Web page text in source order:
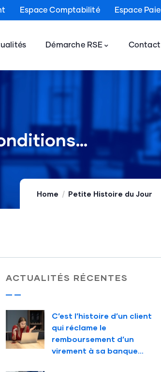
Espace Comptabilité Espace Paie
Démarche RSE Contact
Home Petite Histoire du Jour
ACTUALITÉS RÉCENTES
C’est l’histoire d’un client
qui réclame le
remboursement d’un
virement à sa banque…